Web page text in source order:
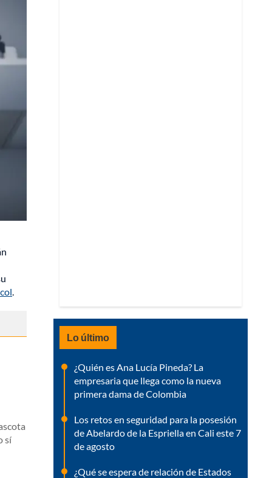
.
sí
Lo último
¿Quién es Ana Lucía Pineda? La
empresaria que llega como la nueva
primera dama de Colombia
Los retos en seguridad para la posesión
de Abelardo de la Espriella en Cali este 7
de agosto
¿Qué se espera de relación de Estados